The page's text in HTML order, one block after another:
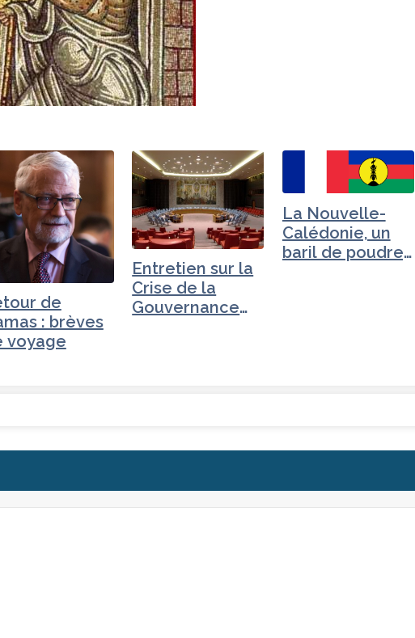
de
: brèves
voyage
Entretien sur la
Crise de la
Gouvernance
La Nouvelle-
Calédonie, un
baril de poudre,